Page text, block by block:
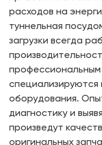
расходов на
туннельная
загрузки всегда
оборудования.
диагностику и
произведут
оригинальных